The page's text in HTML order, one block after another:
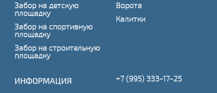
Забор на детскую
площадку
Забор на спортивную
площадку
Забор на строительную
площадку
Ворота
Калитки
ИНФОРМАЦИЯ +7 (995) 333-17-25